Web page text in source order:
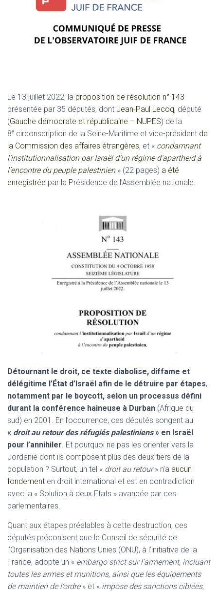
Le 13 juillet 2022, la proposition de résolution n° 143
présentée par 35 députés, dont Jean-Paul Lecoq, député
(Gauche démocrate et républicaine – NUPES) de la
8e circonscription de la Seine-Maritime et vice-président de
la Commission des affaires étrangères, et « condamnant
l’institutionnalisation par Israël d’un régime d’apartheid à
l’encontre du peuple palestinien» (22 pages) a été
enregistrée par la Présidence de l’Assemblée nationale.
Détournant le droit, ce texte diabolise, diffame et
délégitime l’État d’Israël afin de le détruire par étapes,
notamment par le boycott, selon un processus défini
durant la conférence haineuse à Durban (Afrique du
sud) en 2001. En l’occurrence, ces députés songent au
« droit au retour des réfugiés palestiniens» en Israël
pour l’annihiler. Et pourquoi ne pas les orienter vers la
Jordanie dont ils composent plus des deux tiers de la
population ? Surtout, un tel « droit au retour» n’a aucun
fondement en droit international et est en contradiction
avec la « Solution à deux Etats » avancée par ces
parlementaires.
Quant aux étapes préalables à cette destruction, ces
députés préconisent que le Conseil de sécurité de
l’Organisation des Nations Unies (ONU), à l’initiative de la
France, adopte un « embargo strict sur l’armement, incluant
toutes les armes et munitions, ainsi que les équipements
de maintien de l’ordre» et « impose des sanctions ciblées,